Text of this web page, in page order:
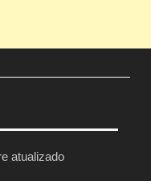
atualizado